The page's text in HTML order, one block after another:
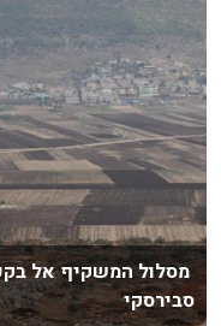
מסלול המשקיף אל
סבירסקי